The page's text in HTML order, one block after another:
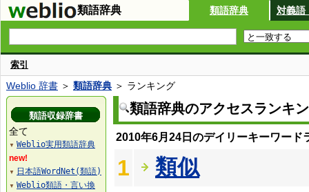
類語辞典 類語辞典 対義語
索引
Weblio 辞書 ＞ 類語辞典 ＞ ランキング
類語辞典のアクセスランキ
2010年6月24日のデイリーキーワード
1
類似
類語収録辞書
全て
▼ Weblio実用類語辞典
new!
▼ 日本語WordNet(類語)
▼ Weblio類語・言い換